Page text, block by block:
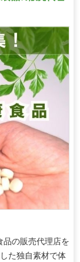
品の販売代理店を
た独自素材で体